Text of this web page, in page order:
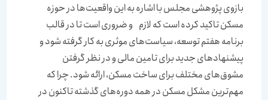
بازوی پژوهشی مجلس با اشاره به این واقعیت‌‌‌ها در حوزه
مسکن تاکید کرده است که لازم و ضروری است تا در قالب
برنامه هفتم توسعه، سیاست‌‌‌های موثری به کار گرفته شود و
پیشنهادهای جدید برای تامین مالی و در نظر گرفتن
مشوق‌‌‌های مختلف برای ساخت مسکن، ارائه شود. چرا که
مهم‌‌‌ترین مشکل مسکن در همه دوره‌‌‌های گذشته تاکنون در